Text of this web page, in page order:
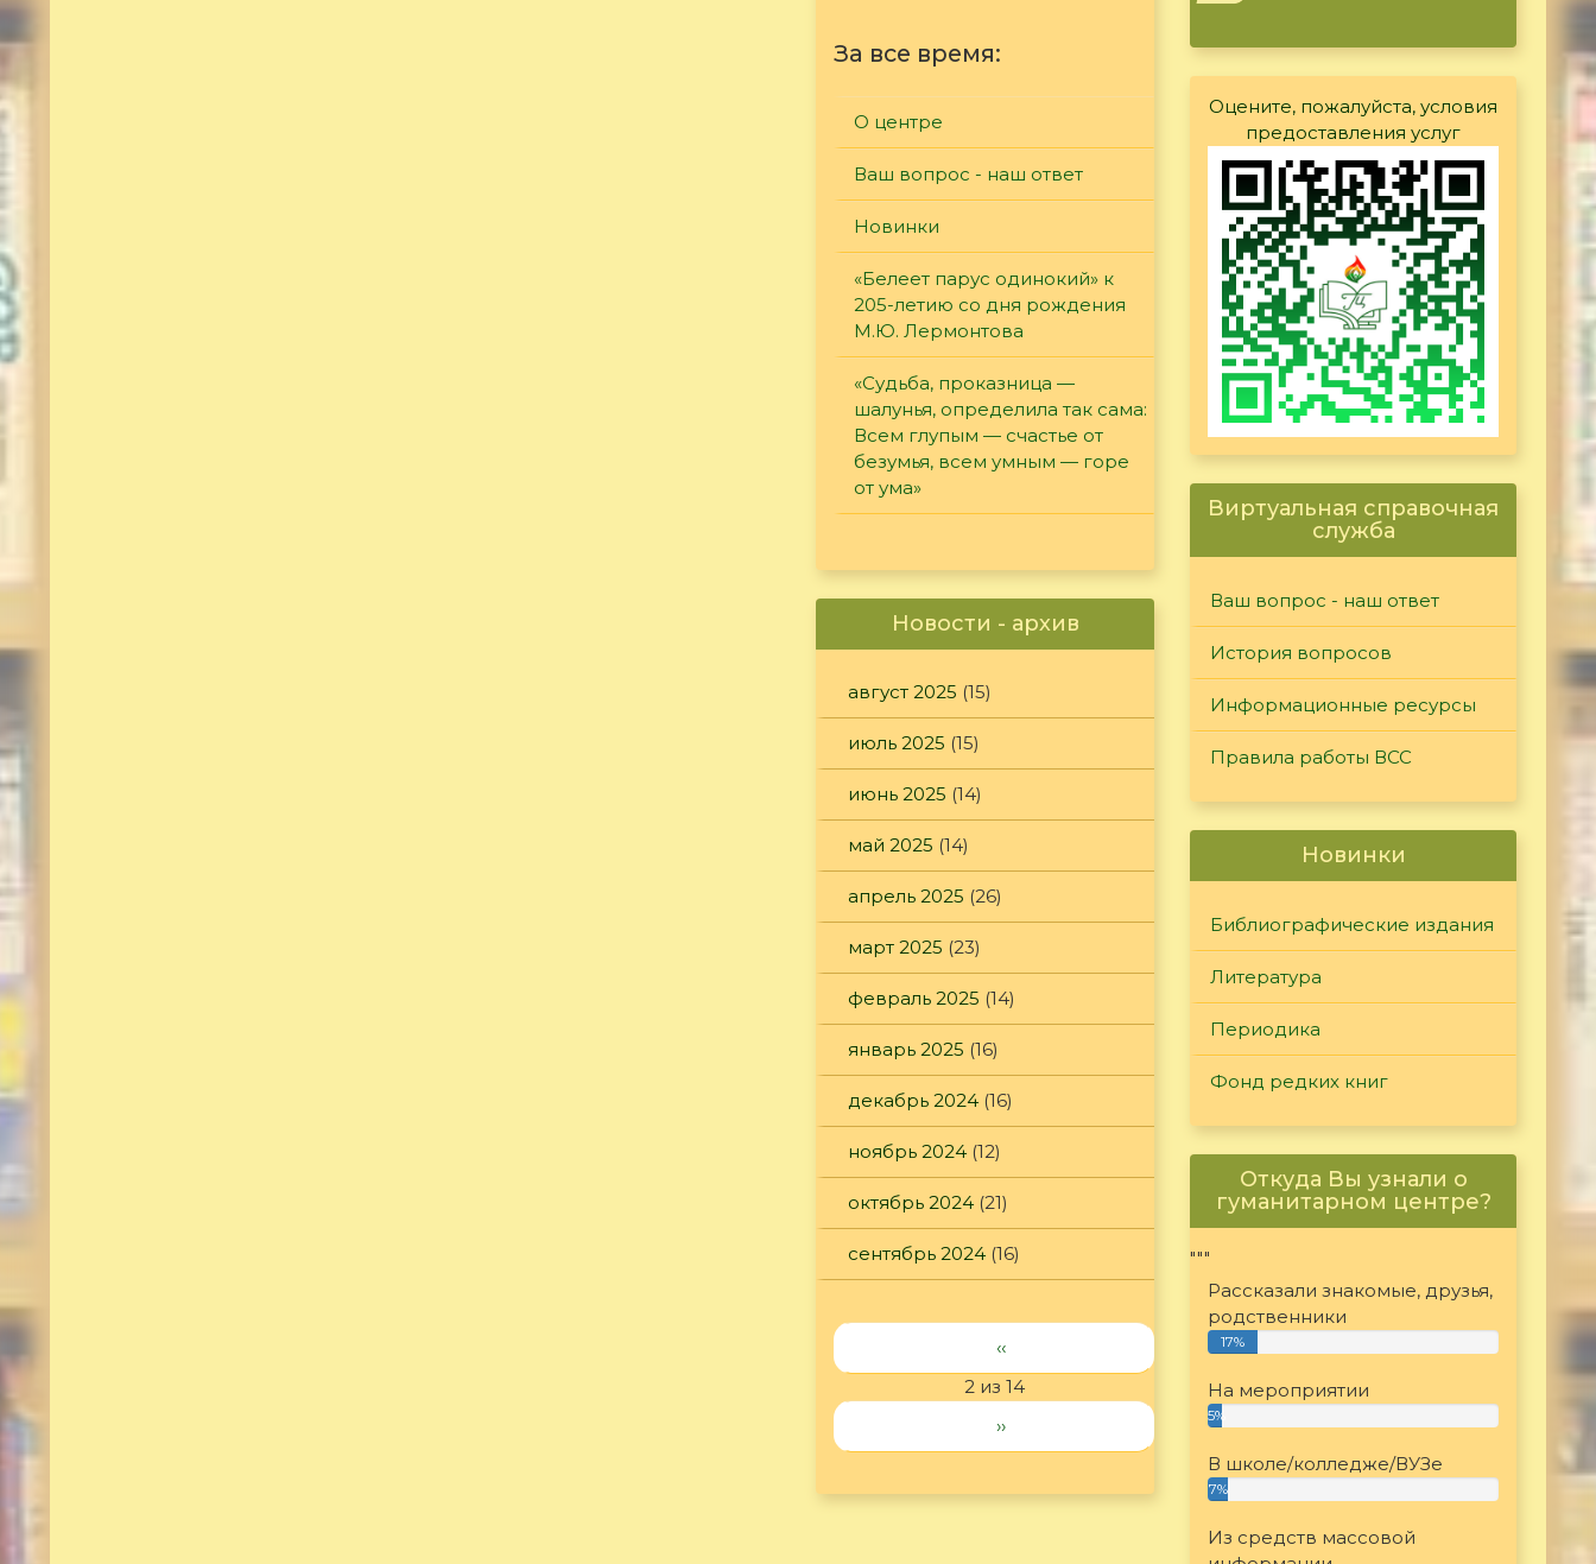
За все время:
О центре
Ваш вопрос - наш ответ
Новинки
«Белеет парус одинокий» к
205-летию со дня рождения
М.Ю. Лермонтова
«Судьба, проказница —
шалунья, определила так сама:
Всем глупым — счастье от
безумья, всем умным — горе
от ума»
Новости - архив
август 2025 (15)
июль 2025 (15)
июнь 2025 (14)
май 2025 (14)
апрель 2025 (26)
март 2025 (23)
февраль 2025 (14)
январь 2025 (16)
декабрь 2024 (16)
ноябрь 2024 (12)
октябрь 2024 (21)
сентябрь 2024 (16)
‹‹
2 из 14
››
Оцените, пожалуйста, условия
предоставления услуг
Виртуальная справочная
служба
Ваш вопрос - наш ответ
История вопросов
Информационные ресурсы
Правила работы ВСС
Новинки
Библиографические издания
Литература
Периодика
Фонд редких книг
Откуда Вы узнали о
гуманитарном центре?
"""
Рассказали знакомые, друзья,
родственники
17%
На мероприятии
5%
В школе/колледже/ВУЗе
7%
Из средств массовой